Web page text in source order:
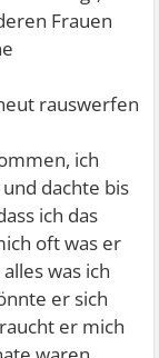
Frauen
rauswerfen
ich
dachte bis
ich das
oft was er
was ich
er sich
er mich